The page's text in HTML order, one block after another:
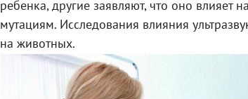
ребенка, другие заявляют, что оно влияет
мутациям. Исследования влияния
на животных.